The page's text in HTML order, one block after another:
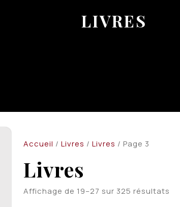
LIVRES
Accueil / Livres / Livres / Page 3
Livres
Affichage de 19–27 sur 325 résultats